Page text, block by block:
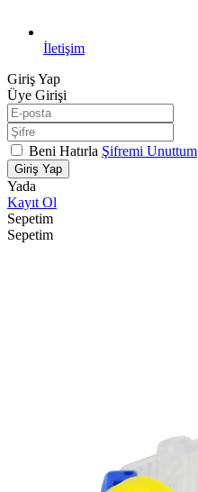
İletişim
Giriş Yap
Üye Girişi
Beni Hatırla Şifremi Unuttum
Giriş Yap
Yada
Kayıt Ol
Sepetim
Sepetim